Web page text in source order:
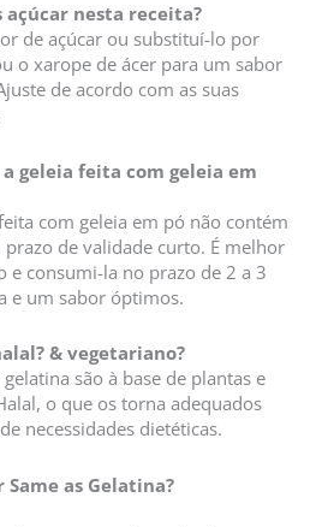
açúcar nesta receita?
de açúcar ou substituí-lo por
o xarope de ácer para um sabor
de acordo com as suas
geleia feita com geleia em
com geleia em pó não contém
de validade curto. É melhor
e consumi-la no prazo de 2 a 3
e um sabor óptimos.
& vegetariano?
são à base de plantas e
o que os torna adequados
necessidades dietéticas.
Same as Gelatina?